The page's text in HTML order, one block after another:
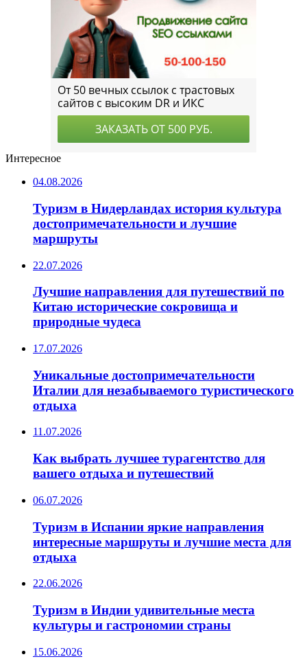
Интересное
04.08.2026
Туризм в Нидерландах история культура
достопримечательности и лучшие
маршруты
22.07.2026
Лучшие направления для путешествий по
Китаю исторические сокровища и
природные чудеса
17.07.2026
Уникальные достопримечательности
Италии для незабываемого туристического
отдыха
11.07.2026
Как выбрать лучшее турагентство для
вашего отдыха и путешествий
06.07.2026
Туризм в Испании яркие направления
интересные маршруты и лучшие места для
отдыха
22.06.2026
Туризм в Индии удивительные места
культуры и гастрономии страны
15.06.2026